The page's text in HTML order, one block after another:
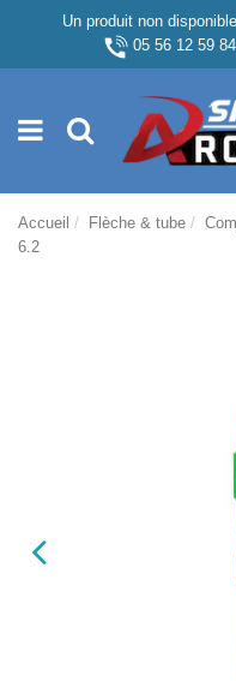
Un produit non
05 56 12 59 84
Accueil Flèche & tube
6.2